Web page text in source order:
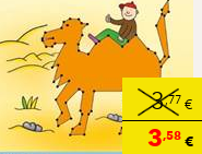
3,77 €
3,58€